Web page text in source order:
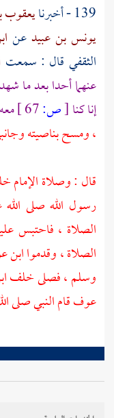
139 - أخبرنا
يعقوب
يونس بن عبيدعن
الثقفي قال : سمعت
عنهما أحدا بعد ما
إنا كنا[ص:
، ومسح بناصيته
قال : وصلاة
رسول الله صلى
الصلاة ، فاحتبس
الصلاة ، وقدمواابن
وسلم ، فصلى خلف
عوفقام النبي صلى